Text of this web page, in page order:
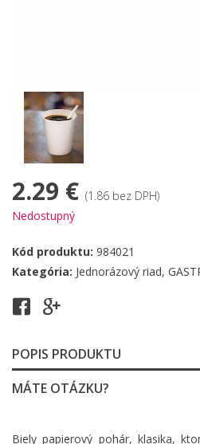
2.29 € (1.86 bez DPH)
Nedostupný
Kód produktu: 984021
Kategória: Jednorázový riad,
POPIS PRODUKTU
MÁTE OTÁZKU?
Biely papierový pohár, klasika,